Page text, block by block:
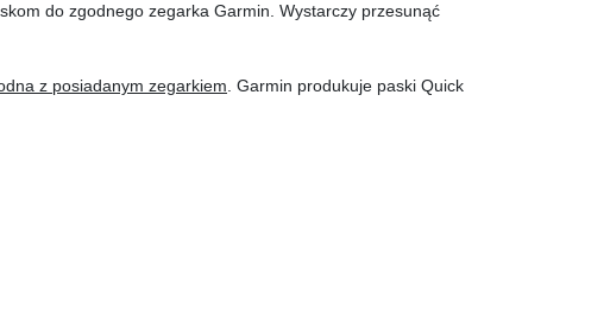
do zgodnego zegarka Garmin. Wystarczy przesunąć
z posiadanym zegarkiem . Garmin produkuje paski Quick